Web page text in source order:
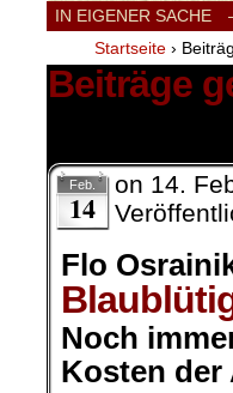
IN EIGENER SACHE
Startseite ›
Beiträge
Feb.
14
on 14.
Flo
Noch
Kosten der